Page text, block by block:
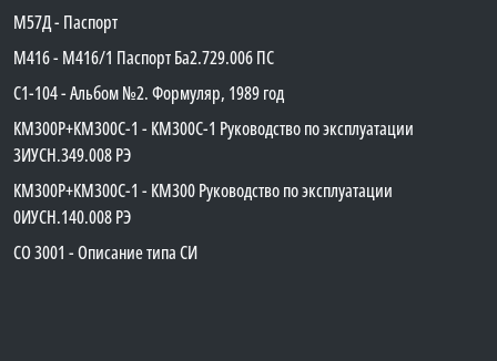
М57Д - Паспорт
М416 - М416/1 Паспорт Ба2.729.006 ПС
C1-104 - Альбом №2. Формуляр, 1989 год
КМ300Р+КМ300С-1 - КМ300C-1 Руководство по эксплуатации
3ИУСН.349.008 РЭ
КМ300Р+КМ300С-1 - КМ300 Руководство по эксплуатации
0ИУСН.140.008 РЭ
СО 3001 - Описание типа СИ